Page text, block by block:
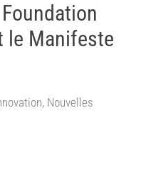
le Manifeste
, Nouvelles